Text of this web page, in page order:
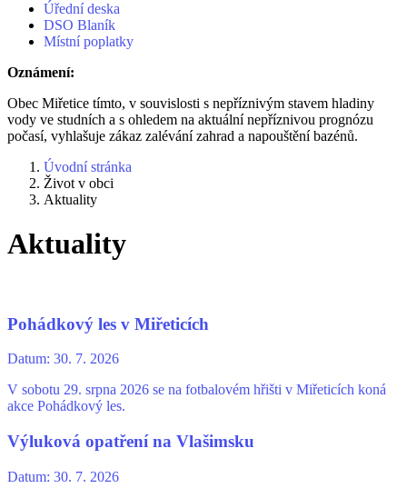
Úřední deska
DSO Blaník
Místní poplatky
Oznámení:
Obec Miřetice tímto, v souvislosti s nepříznivým stavem hladiny
vody ve studních a s ohledem na aktuální nepříznivou prognózu
počasí, vyhlašuje zákaz zalévání zahrad a napouštění bazénů.
Úvodní stránka
Život v obci
Aktuality
Aktuality
Pohádkový les v Miřeticích
Datum: 30. 7. 2026
V sobotu 29. srpna 2026 se na fotbalovém hřišti v Miřeticích koná
akce Pohádkový les.
Výluková opatření na Vlašimsku
Datum: 30. 7. 2026